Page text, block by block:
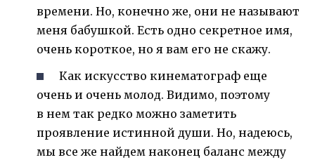
времени. Но, конечно же, они не называют
меня бабушкой. Есть одно секретное имя,
очень короткое, но я вам его не скажу.
Как искусство кинематограф еще
очень и очень молод. Видимо, поэтому
в нем так редко можно заметить
проявление истинной души. Но, надеюсь,
мы все же найдем наконец баланс между